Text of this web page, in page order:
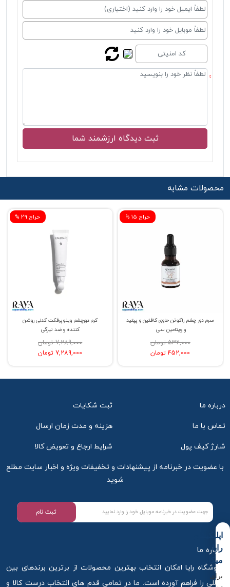
محصولات مشابه
% حراج 29
کرم دورچشم وینوپرفکت کدلی روشن
کننده و ضد تیرگی
7,289,000 تومان
7,289,000 تومان
% حراج 15
سرم دور چشم راکوتن حاوی کافئین و پپتید
و ویتامین سی
532,000 تومان
452,000 تومان
درباره ما ثبت شکایات
تماس با ما هزینه و مدت زمان ارسال
شارژ کیف پول شرایط ارجاع و تعویض کالا
با عضویت در خبرنامه از پیشنهادات و تخفیفات ویژه و اخبار سایت مطلع
شوید
ثبت نام
درباره ما
فروشگاه رایا امکان انتخاب بهترین محصولات از برترین برندهای بین
المللی را فراهم آورده است. ما در تمامی قدم های انتخاب درست کالا و
اپلیکیشن
رایا
میکاپ
برای